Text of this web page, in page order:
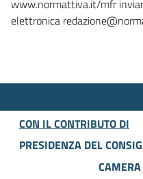
www.normattiva.it/mfr
elettronica redaz
CON IL CONTRIBUTO DI
PRESIDENZA DEL